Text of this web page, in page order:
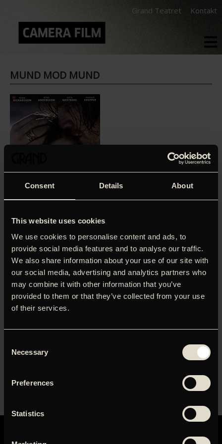
Consent Details About
This website uses cookies
We use cookies to personalise content and ads, to
provide social media features and to analyse our traffic.
We also share information about your use of our site with
our social media, advertising and analytics partners who
may combine it with other information that you’ve
provided to them or that they’ve collected from your use
of their services.
Selection
Necessary
Preferences
Statistics
Grand Teatret Kontakt
MUND MOD MUND
LOG IND FOR AT HENTE
PRESSEMATERIALE
Brugernavn eller e-mailadresse
Husk mig